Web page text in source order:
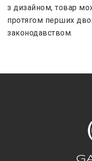
з дизайном, товар
протягом перших
законодавством.